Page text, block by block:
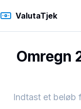
ValutaTjek
Omregn
Indtast et beløb